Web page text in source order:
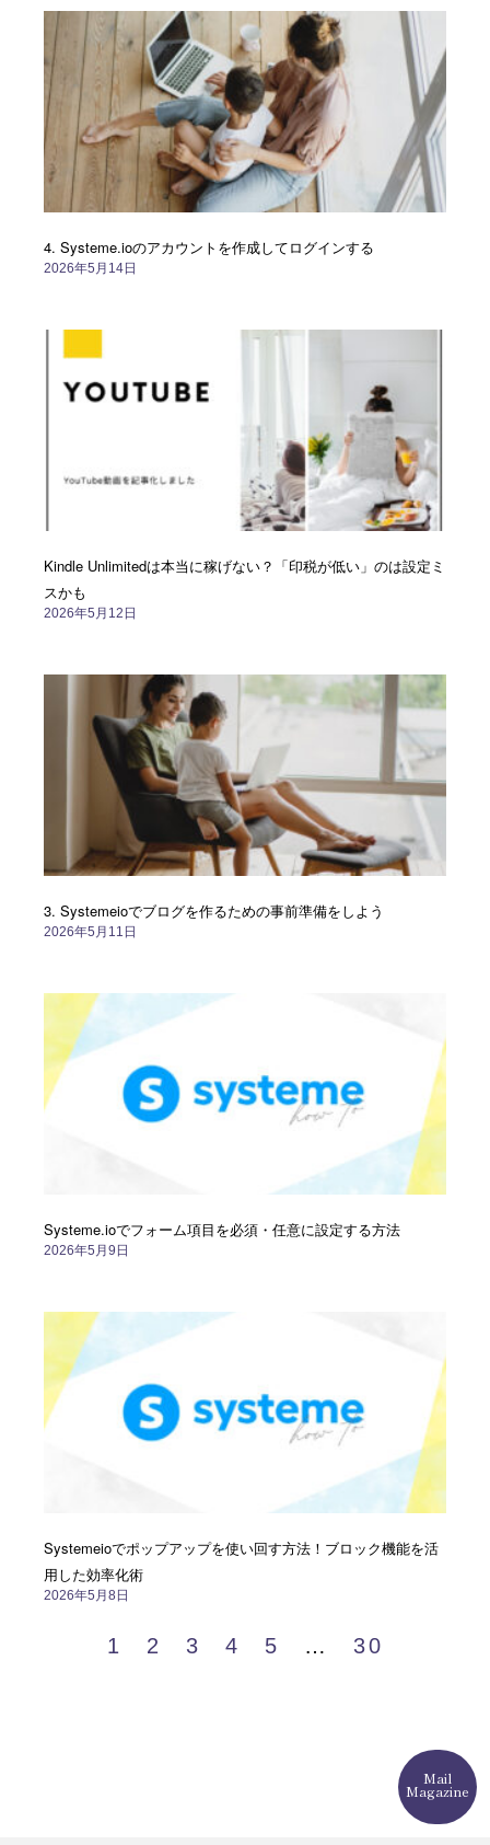
4. Systeme.ioのアカウントを作成してログインする
2026年5月14日
Kindle Unlimitedは本当に稼げない？「印税が低い」のは設定ミ
スかも
2026年5月12日
3. Systemeioでブログを作るための事前準備をしよう
2026年5月11日
Systeme.ioでフォーム項目を必須・任意に設定する方法
2026年5月9日
Systemeioでポップアップを使い回す方法！ブロック機能を活
用した効率化術
2026年5月8日
1 2 3 4 5 … 30
Mail
Magazine